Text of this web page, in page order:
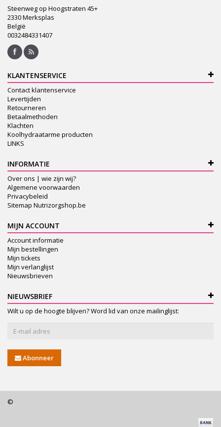
Steenweg op Hoogstraten 45+
2330 Merksplas
België
0032484331407
KLANTENSERVICE
Contact klantenservice
Levertijden
Retourneren
Betaalmethoden
Klachten
Koolhydraatarme producten
LINKS
INFORMATIE
Over ons | wie zijn wij?
Algemene voorwaarden
Privacybeleid
Sitemap Nutrizorgshop.be
MIJN ACCOUNT
Account informatie
Mijn bestellingen
Mijn tickets
Mijn verlanglijst
Nieuwsbrieven
NIEUWSBRIEF
Wilt u op de hoogte blijven? Word lid van onze mailinglijst:
Abonneer
©